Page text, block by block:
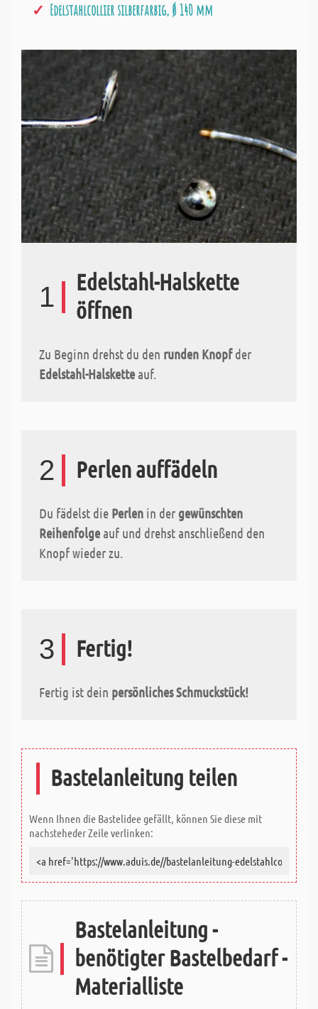
Edelstahlcollier silberfarbig, Ø 140 mm
1
Edelstahl-Halskette
öffnen
Zu Beginn drehst du den runden Knopfder
Edelstahl-Halsketteauf.
2 Perlen auffädeln
Du fädelst die Perlen in der gewünschten
Reihenfolgeauf und drehst anschließend den
Knopf wieder zu.
3 Fertig!
Fertig ist dein persönliches Schmuckstück!
Bastelanleitung teilen
Wenn Ihnen die Bastelidee gefällt, können Sie diese mit
nachsteheder Zeile verlinken:
Bastelanleitung -
benötigter Bastelbedarf -
Materialliste